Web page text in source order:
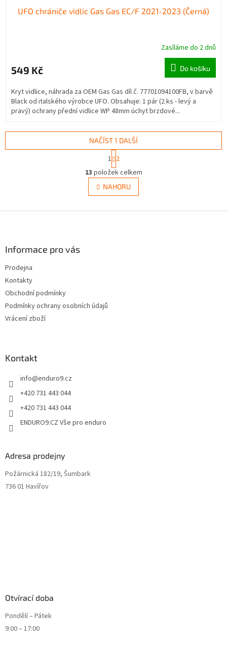
UFO chrániče vidlic Gas Gas EC/F 2021-2023 (Černá)
Zasíláme do 2 dnů
549 Kč Do košíku
Kryt vidlice, náhrada za OEM Gas Gas díl č. 77701094100FB, v barvě
Black od italského výrobce UFO. Obsahuje: 1 pár (2 ks - levý a
pravý) ochrany přední vidlice WP 48mm úchyt brzdové...
O
v
l
á
NAČÍST 1 DALŠÍ
S
t
r
á
n
k
v
1 2
13 položek celkem
NAHORU
Informace pro vás
Prodejna
Kontakty
Obchodní podmínky
Podmínky ochrany osobních údajů
Vrácení zboží
Kontakt
info@enduro9.cz
+420 731 443 044
+420 731 443 044
ENDURO9.CZ Vše pro enduro
Adresa prodejny
Požárnická 182/19, Šumbark
736 01 Havířov
Otvírací doba
Pondělí – Pátek
9:00 – 17:00